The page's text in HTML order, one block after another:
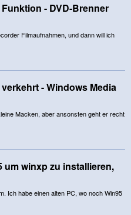
- DVD-Brenner
Filmaufnahmen, und dann will ich
- Windows Media
Macken, aber ansonsten geht er recht
um winxp zu installieren,
Ich habe einen alten PC, wo noch Win95